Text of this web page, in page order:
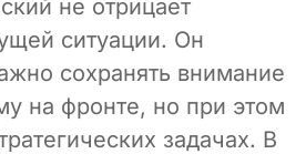
не отрицает
ситуации. Он
сохранять внимание
на фронте, но при этом
задачах. В